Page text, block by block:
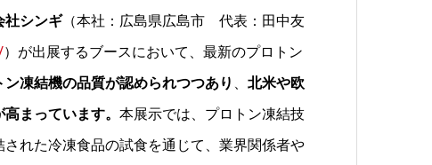
社シンギ（本社：広島県広島市 代表：田中友
）が出展するブースにおいて、最新のプロトン
凍結機の品質が認められつつあり 、 北米や欧
まっています。 本展示では、プロトン凍結技
れた冷凍食品の試食を通じて、業界関係者や